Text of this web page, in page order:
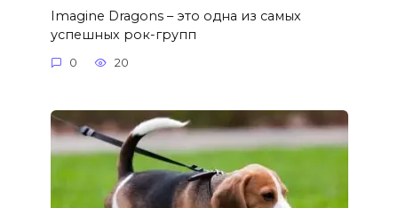
Imagine Dragons – это одна из самых
успешных рок-групп
0 20